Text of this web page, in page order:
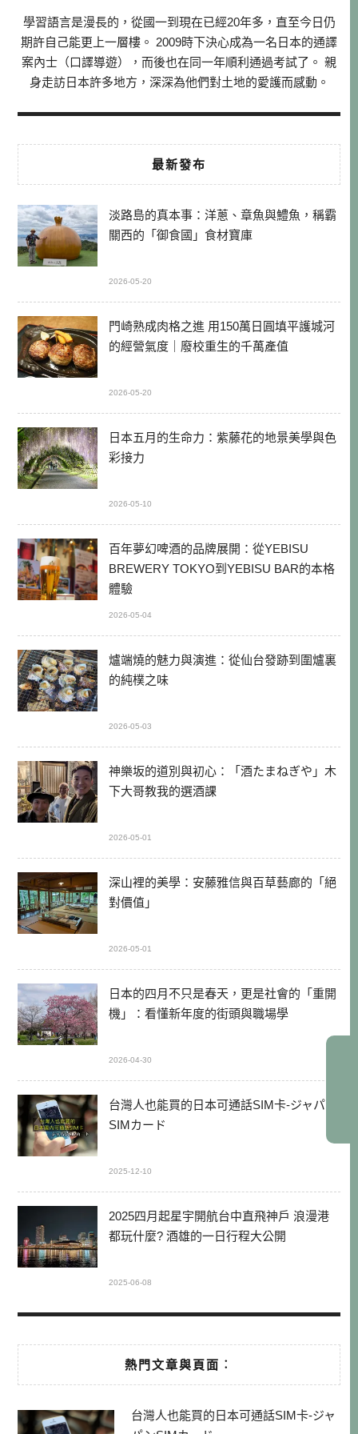
學習語言是漫長的，從國一到現在已經20年多，直至今日仍
期許自己能更上一層樓。 2009時下決心成為一名日本的通譯
案內士（口譯導遊），而後也在同一年順利通過考試了。 親
身走訪日本許多地方，深深為他們對土地的愛護而感動。
最新發布
淡路島的真本事：洋蔥、章魚與鱧魚，稱霸
關西的「御食國」食材寶庫
2026-05-20
門崎熟成肉格之進 用150萬日圓填平護城河
的經營氣度｜廢校重生的千萬產值
2026-05-20
日本五月的生命力：紫藤花的地景美學與色
彩接力
2026-05-10
百年夢幻啤酒的品牌展開：從YEBISU
BREWERY TOKYO到YEBISU BAR的本格
體驗
2026-05-04
爐端燒的魅力與演進：從仙台發跡到圍爐裏
的純樸之味
2026-05-03
神樂坂的道別與初心：「酒たまねぎや」木
下大哥教我的選酒課
2026-05-01
深山裡的美學：安藤雅信與百草藝廊的「絕
對價值」
2026-05-01
日本的四月不只是春天，更是社會的「重開
機」：看懂新年度的街頭與職場學
2026-04-30
台灣人也能買的日本可通話SIM卡-ジャパン
SIMカード
2025-12-10
2025四月起星宇開航台中直飛神戶 浪漫港
都玩什麼? 酒雄的一日行程大公開
2025-06-08
熱門文章與頁面︰
台灣人也能買的日本可通話SIM卡-ジャ